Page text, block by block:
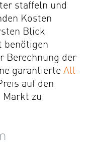
staffeln und
Kosten
Blick
benötigen
Berechnung der
garantierte All-
auf den
zu